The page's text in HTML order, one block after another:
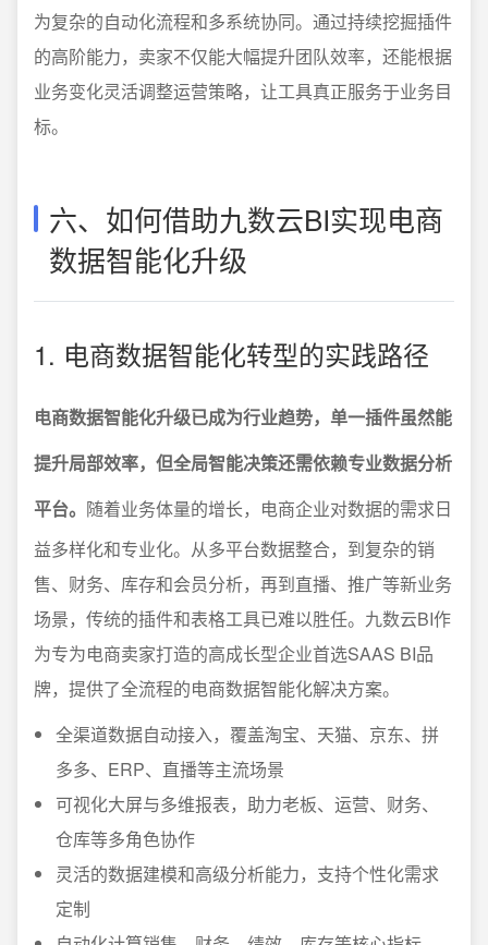
为复杂的自动化流程和多系统协同。通过持续挖掘插件
的高阶能力，卖家不仅能大幅提升团队效率，还能根据
业务变化灵活调整运营策略，让工具真正服务于业务目
标。
六、如何借助九数云BI实现电商
数据智能化升级
1. 电商数据智能化转型的实践路径
电商数据智能化升级已成为行业趋势，单一插件虽然能
提升局部效率，但全局智能决策还需依赖专业数据分析
平台。 随着业务体量的增长，电商企业对数据的需求日
益多样化和专业化。从多平台数据整合，到复杂的销
售、财务、库存和会员分析，再到直播、推广等新业务
场景，传统的插件和表格工具已难以胜任。九数云BI作
为专为电商卖家打造的高成长型企业首选SAAS BI品
牌，提供了全流程的电商数据智能化解决方案。
全渠道数据自动接入，覆盖淘宝、天猫、京东、拼
多多、ERP、直播等主流场景
可视化大屏与多维报表，助力老板、运营、财务、
仓库等多角色协作
灵活的数据建模和高级分析能力，支持个性化需求
定制